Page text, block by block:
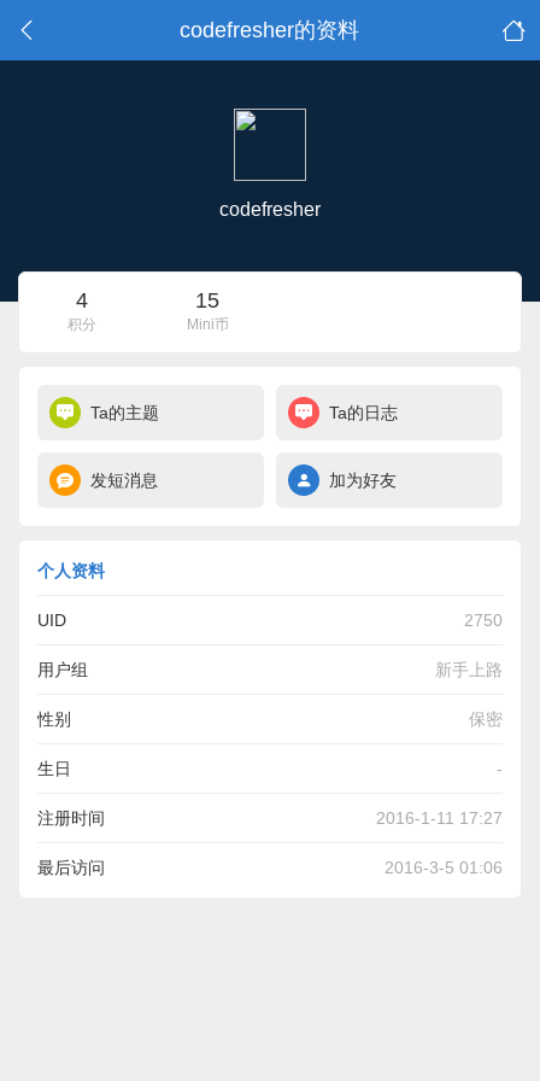
codefresher的资料
codefresher
4
积分
15
Mini币
Ta的主题 Ta的日志
发短消息 加为好友
个人资料
UID 2750
用户组 新手上路
性别 保密
生日 -
注册时间 2016-1-11 17:27
最后访问 2016-3-5 01:06